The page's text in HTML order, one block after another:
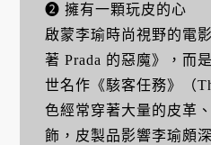
➋ 擁有一顆玩皮的心
啟蒙李瑜時尚視野的電
著 Prada 的惡魔》，而
世名作《駭客任務》（
色經常穿著大量的皮革
飾，皮製品影響李瑜頗